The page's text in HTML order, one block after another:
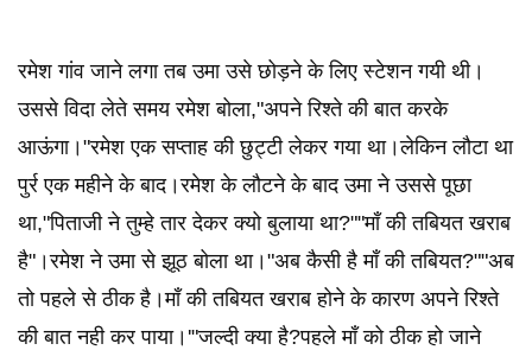
रमेश गांव जाने लगा तब उमा उसे छोड़ने के लिए स्टेशन गयी थी।
उससे विदा लेते समय रमेश बोला,"अपने रिश्ते की बात करके
आऊंगा।"रमेश एक सप्ताह की छुट्टी लेकर गया था।लेकिन लौटा था
पुर्र एक महीने के बाद।रमेश के लौटने के बाद उमा ने उससे पूछा
था,"पिताजी ने तुम्हे तार देकर क्यो बुलाया था?""माँ की तबियत खराब
है"।रमेश ने उमा से झूठ बोला था।"अब कैसी है माँ की तबियत?""अब
तो पहले से ठीक है।माँ की तबियत खराब होने के कारण अपने रिश्ते
की बात नही कर पाया।'"जल्दी क्या है?पहले माँ को ठीक हो जाने